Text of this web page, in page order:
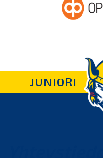
JUNIORI